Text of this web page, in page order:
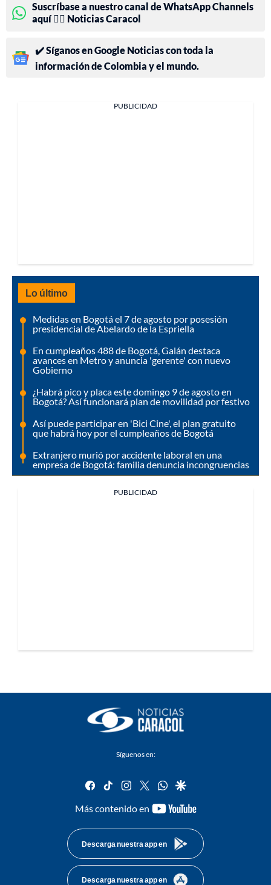
Suscríbase a nuestro canal de WhatsApp Channels
aquí 👉🏻 Noticias Caracol
✔️ Síganos en Google Noticias con toda la
información de Colombia y el mundo.
PUBLICIDAD
Lo último
Medidas en Bogotá el 7 de agosto por posesión
presidencial de Abelardo de la Espriella
En cumpleaños 488 de Bogotá, Galán destaca
avances en Metro y anuncia 'gerente' con nuevo
Gobierno
¿Habrá pico y placa este domingo 9 de agosto en
Bogotá? Así funcionará plan de movilidad por festivo
Así puede participar en 'Bici Cine', el plan gratuito
que habrá hoy por el cumpleaños de Bogotá
Extranjero murió por accidente laboral en una
empresa de Bogotá: familia denuncia incongruencias
PUBLICIDAD
Síguenos en:
facebook
tiktok instagram
twitterwhatsapp
google
Más contenido en
youtube-
Descarga nuestra app en
Descarga nuestra app en